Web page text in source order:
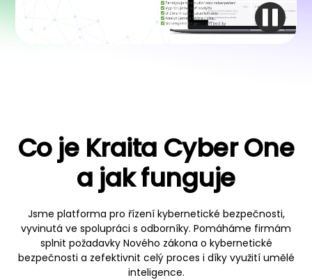
Co je Kraita Cyber One
a jak funguje
Jsme platforma pro řízení kybernetické bezpečnosti,
vyvinutá ve spolupráci s odborníky. Pomáháme firmám
splnit požadavky Nového zákona o kybernetické
bezpečnosti a zefektivnit celý proces i díky využití umělé
inteligence.